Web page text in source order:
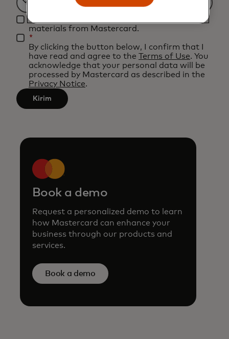
Filtering
will
be
applied
after
characters.
Yes, I would like to receive future marketing
materials from Mastercard.
*
By clicking the button below, I confirm that I
have read and agree to the Terms of Use. You
acknowledge that your personal data will be
processed by Mastercard as described in the
Privacy Notice.
Kirim
Book a demo
Request a personalized demo to learn
how Mastercard can enhance your
business through our products and
services.
Book a demo